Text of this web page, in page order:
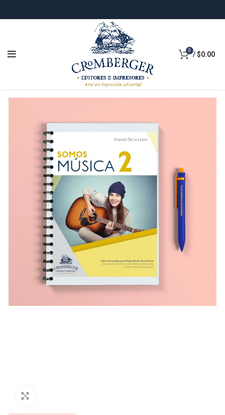
0 /$0.00